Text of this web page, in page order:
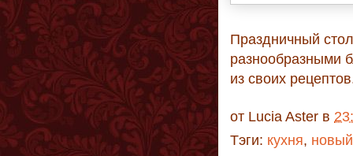
Праздничный
разнообразными
из своих
от Lucia Aster в
Тэги: кухня,